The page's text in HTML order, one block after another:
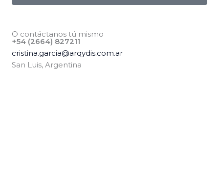
O contáctanos tú mismo
+54 (2664) 827211
cristina.garcia@arqydis.com.ar
San Luis, Argentina